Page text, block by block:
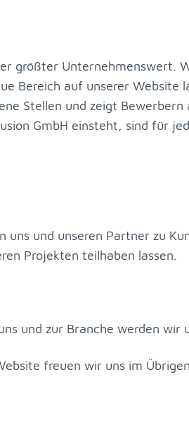
grö­ß­ter Un­ter­neh­mens­wert.
Be­reich auf un­se­rer Web­site
Stel­len und zeigt
GmbH ein­steht, sind für
uns und un­se­ren Part­ner zu
Pro­jek­ten teil­ha­ben las­sen.
und zur Bran­che wer­den
freu­en wir uns im